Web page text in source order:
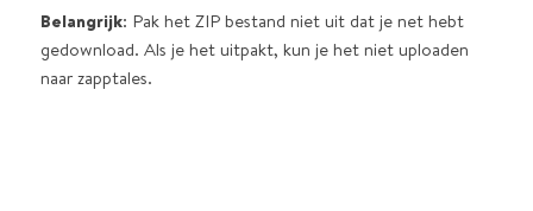
Belangrijk: Pak het ZIP bestand niet uit dat je net hebt
gedownload. Als je het uitpakt, kun je het niet uploaden
naar zapptales.